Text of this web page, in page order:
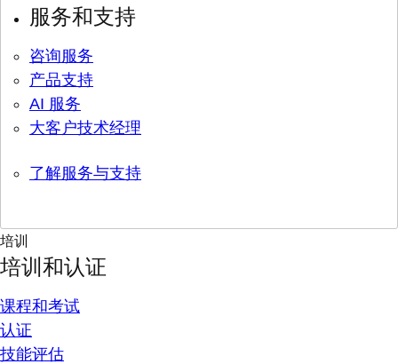
服务和支持
咨询服务
产品支持
AI 服务
大客户技术经理
了解服务与支持
培训
培训和认证
课程和考试
认证
技能评估